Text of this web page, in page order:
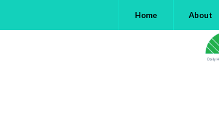
Home About